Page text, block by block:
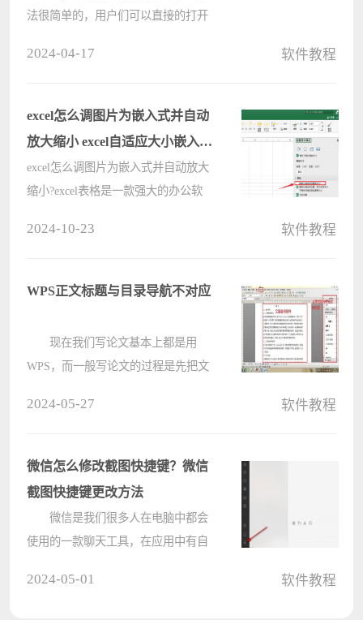
法很简单的，用户们可以直接的打开
来进行设置就可以了。下面就让本站
来为????
2024-04-17 软件教程
excel怎么调图片为嵌入式并自动
放大缩小 excel自适应大小嵌入图
片
excel怎么调图片为嵌入式并自动放大
缩小?excel表格是一款强大的办公软
中要怎么操作呢?excel自适应大小嵌
2024-10-23 软件教程
WPS正文标题与目录导航不对应
现在我们写论文基本上都是用
WPS，而一般写论文的过程是先把文
录功能，而是自己在首页手动编制，
如果是????
2024-05-27 软件教程
微信怎么修改截图快捷键？微信
截图快捷键更改方法
微信是我们很多人在电脑中都会
使用的一款聊天工具，在应用中有自
2024-05-01 软件教程